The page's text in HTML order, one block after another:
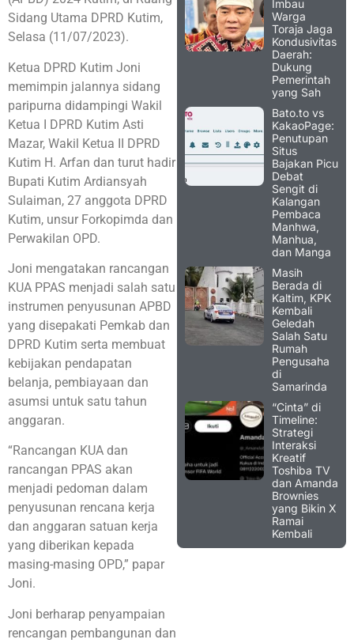
Sidang Utama DPRD Kutim,
Selasa (11/07/2023).
Ketua DPRD Kutim Joni
memimpin jalannya sidang
paripurna didampingi Wakil
Ketua I DPRD Kutim Asti
Mazar, Wakil Ketua II DPRD
Kutim H. Arfan dan turut hadir
Bupati Kutim Ardiansyah
Sulaiman, 27 anggota DPRD
Kutim, unsur Forkopimda dan
Perwakilan OPD.
Joni mengatakan rancangan
KUA PPAS menjadi salah satu
instrumen penyusunan APBD
yang disepakati Pemkab dan
DPRD Kutim serta membuat
kebijakan pendapatan
belanja, pembiayaan dan
asumsi untuk satu tahun
anggaran.
“Rancangan KUA dan
rancangan PPAS akan
menjadi pedoman dalam
penyusunan rencana kerja
dan anggaran satuan kerja
yang diberikan kepada
masing-masing OPD,” papar
Joni.
Joni berharap penyampaian
rencangan pembangunan dan
Imbau
Warga
Toraja Jaga
Kondusivitas
Daerah:
Dukung
Pemerintah
yang Sah
Bato.to vs
KakaoPage:
Penutupan
Situs
Bajakan Picu
Debat
Sengit di
Kalangan
Pembaca
Manhwa,
Manhua,
dan Manga
Masih
Berada di
Kaltim, KPK
Kembali
Geledah
Salah Satu
Rumah
Pengusaha
di
Samarinda
“Cinta” di
Timeline:
Strategi
Interaksi
Kreatif
Toshiba TV
dan Amanda
Brownies
yang Bikin X
Ramai
Kembali